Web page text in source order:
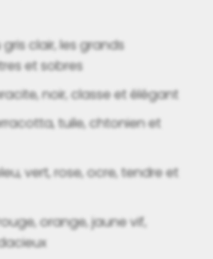
clair, les grands
et sobres
noir, classe et élégant
tuile, chtonien et
vert, rose, ocre, tendre et
orange, jaune vif,